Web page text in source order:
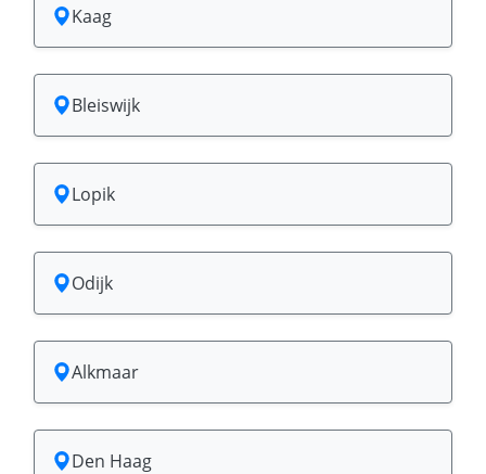
Kaag
Bleiswijk
Lopik
Odijk
Alkmaar
Den Haag